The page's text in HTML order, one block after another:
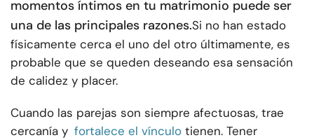
momentos íntimos en tu matrimonio puede ser
una de las principales razones.Si no han estado
físicamente cerca el uno del otro últimamente, es
probable que se queden deseando esa sensación
de calidez y placer.
Cuando las parejas son siempre afectuosas, trae
cercanía y fortalece el vínculo tienen. Tener